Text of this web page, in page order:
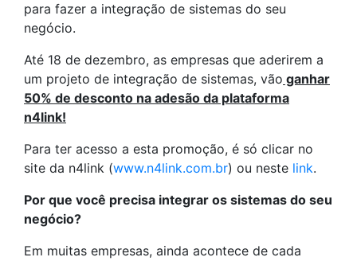
para fazer a integração de sistemas do seu
negócio.
Até 18 de dezembro, as empresas que aderirem a
um projeto de integração de sistemas, vão ganhar
50% de desconto na adesão da plataforma
n4link!
Para ter acesso a esta promoção, é só clicar no
site da n4link (www.n4link.com.br) ou neste link.
Por que você precisa integrar os sistemas do seu
negócio?
Em muitas empresas, ainda acontece de cada